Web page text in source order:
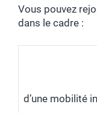
Vous pouvez
dans le cadre :
d’une mobilité